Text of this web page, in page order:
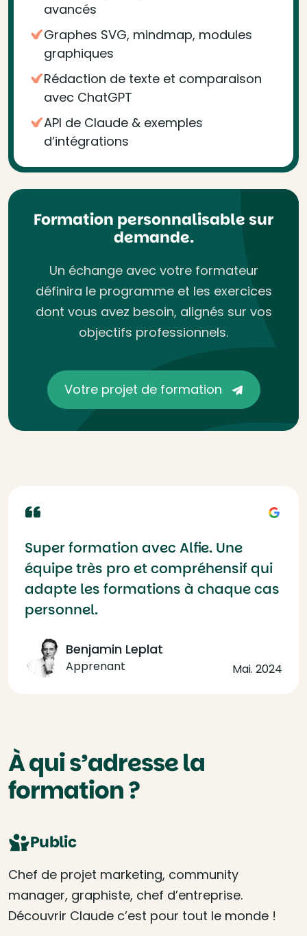
avancés
Graphes SVG, mindmap, modules
graphiques
Rédaction de texte et comparaison
avec ChatGPT
API de Claude & exemples
d’intégrations
Formation personnalisable sur
demande.
Un échange avec votre formateur
définira le programme et les exercices
dont vous avez besoin, alignés sur vos
objectifs professionnels.
Votre projet de formation
Super formation avec Alfie. Une
équipe très pro et compréhensif qui
adapte les formations à chaque cas
personnel.
Benjamin Leplat
Apprenant Mai. 2024
À qui s’adresse la
formation ?
Public
Chef de projet marketing, community
manager, graphiste, chef d’entreprise.
Découvrir Claude c’est pour tout le monde !